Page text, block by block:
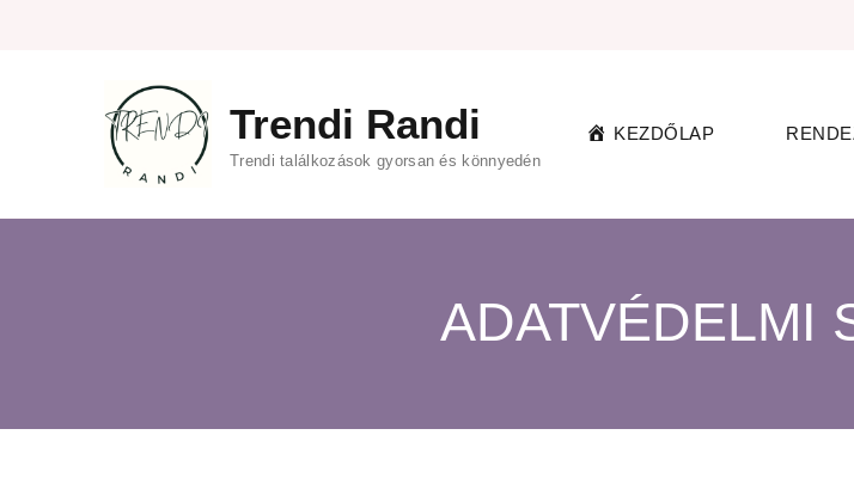
Trendi Randi
Trendi találkozások gyorsan és könnyedén
KEZDŐLAP
ADATVÉDELMI